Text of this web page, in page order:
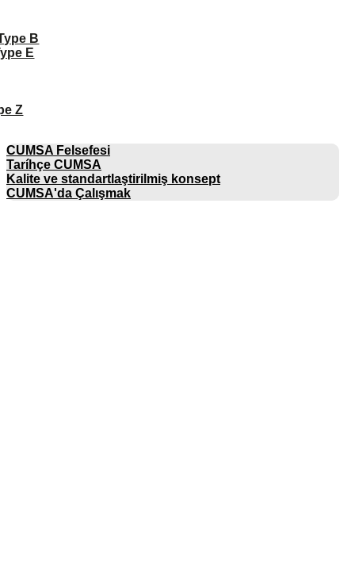
B
E
Z
CUMSA Felsefesi
Taríhçe CUMSA
Kalite ve standartlaştirilmiş konsept
CUMSA'da Çalışmak